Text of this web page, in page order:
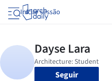
Iniciar sessão
Seguir